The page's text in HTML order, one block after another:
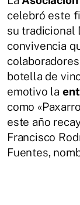
celebró este
su tradicional
convivencia
botella de
emotivo la
como
este año
Francisco
Fuentes,